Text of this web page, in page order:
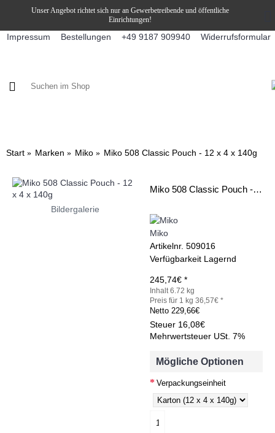
Unser Angebot richtet sich nur an Gewerbetreibende und öffentliche
Einrichtungen!
Impressum Bestellungen +49 9187 909940 Widerrufsformular
Start Marken Miko Miko 508 Classic Pouch - 12 x 4 x 140g
Bildergalerie
Miko 508 Classic Pouch - 12 x 4 x 140g
Miko
Artikelnr. 509016
Verfügbarkeit Lagernd
245,74€ *
Inhalt 6.72 kg
Preis für 1 kg 36,57€ *
Netto 229,66€
Steuer 16,08€
Mehrwertsteuer USt. 7%
Mögliche Optionen
Verpackungseinheit